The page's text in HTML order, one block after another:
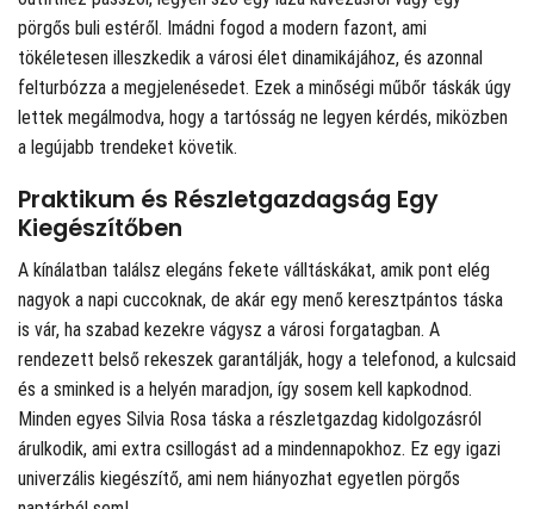
pörgős buli estéről. Imádni fogod a modern fazont, ami
tökéletesen illeszkedik a városi élet dinamikájához, és azonnal
felturbózza a megjelenésedet. Ezek a minőségi műbőr táskák úgy
lettek megálmodva, hogy a tartósság ne legyen kérdés, miközben
a legújabb trendeket követik.
Praktikum és Részletgazdagság Egy
Kiegészítőben
A kínálatban találsz elegáns fekete válltáskákat, amik pont elég
nagyok a napi cuccoknak, de akár egy menő keresztpántos táska
is vár, ha szabad kezekre vágysz a városi forgatagban. A
rendezett belső rekeszek garantálják, hogy a telefonod, a kulcsaid
és a sminked is a helyén maradjon, így sosem kell kapkodnod.
Minden egyes Silvia Rosa táska a részletgazdag kidolgozásról
árulkodik, ami extra csillogást ad a mindennapokhoz. Ez egy igazi
univerzális kiegészítő, ami nem hiányozhat egyetlen pörgős